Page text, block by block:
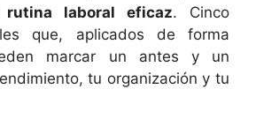
laboral eficaz. Cinco
que, aplicados de forma
marcar un antes y un
tu organización y tu